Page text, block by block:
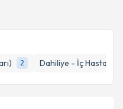
2 Dahiliye - İç
ile bilgilendireceğiz.